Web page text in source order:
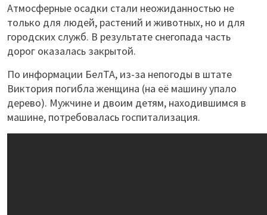
Атмосферные осадки стали неожиданностью не
только для людей, растений и животных, но и для
городских служб. В результате снегопада часть
дорог оказалась закрытой.
По информации БелТА, из-за непогоды в штате
Виктория погибла женщина (на её машину упало
дерево). Мужчине и двоим детям, находившимся в
машине, потребовалась госпитализация.